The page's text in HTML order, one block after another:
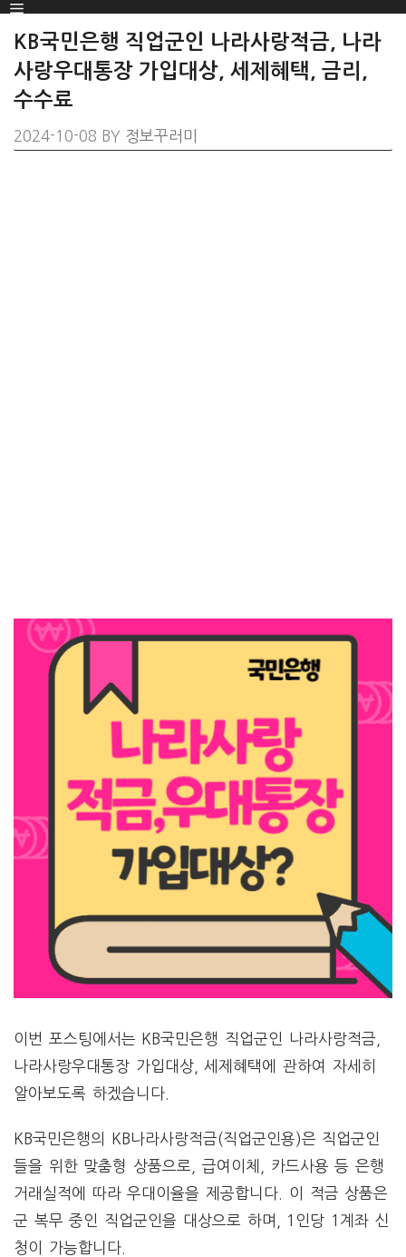
SKIP
TO
CONTENT
Menu
KB국민은행 직업군인 나라사랑적금, 나라
사랑우대통장 가입대상, 세제혜택, 금리,
수수료
2024-10-08 BY 정보꾸러미
이번 포스팅에서는 KB국민은행 직업군인 나라사랑적금,
나라사랑우대통장 가입대상, 세제혜택에 관하여 자세히
알아보도록 하겠습니다.
KB국민은행의 KB나라사랑적금(직업군인용)은 직업군인
들을 위한 맞춤형 상품으로, 급여이체, 카드사용 등 은행
거래실적에 따라 우대이율을 제공합니다. 이 적금 상품은
군 복무 중인 직업군인을 대상으로 하며, 1인당 1계좌 신
청이 가능합니다.